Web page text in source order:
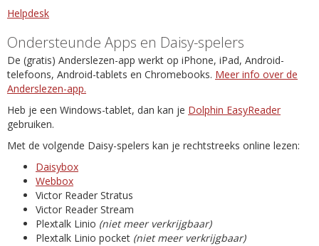
Helpdesk
Ondersteunde Apps en Daisy-spelers
De (gratis) Anderslezen-app werkt op iPhone, iPad, Android-
telefoons, Android-tablets en Chromebooks. Meer info over de
Anderslezen-app.
Heb je een Windows-tablet, dan kan je Dolphin EasyReader
gebruiken.
Met de volgende Daisy-spelers kan je rechtstreeks online lezen:
Daisybox
Webbox
Victor Reader Stratus
Victor Reader Stream
Plextalk Linio (niet meer verkrijgbaar)
Plextalk Linio pocket (niet meer verkrijgbaar)